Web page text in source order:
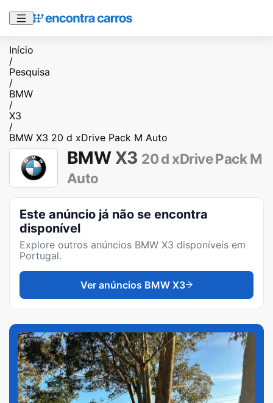
Início
/
Pesquisa
/
BMW
/
X3
/
BMW X3 20 d xDrive Pack M Auto
BMW X3 20 d xDrive Pack M
Auto
Este anúncio já não se encontra
disponível
Explore outros anúncios BMW X3 disponíveis em
Portugal.
Ver anúncios BMW X3